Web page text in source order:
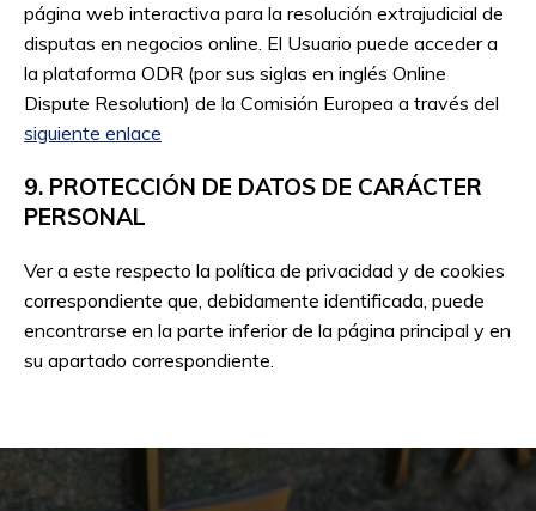
página web interactiva para la resolución extrajudicial de
disputas en negocios online. El Usuario puede acceder a
la plataforma ODR (por sus siglas en inglés Online
Dispute Resolution) de la Comisión Europea a través del
siguiente enlace
9. PROTECCIÓN DE DATOS DE CARÁCTER
PERSONAL
Ver a este respecto la política de privacidad y de cookies
correspondiente que, debidamente identificada, puede
encontrarse en la parte inferior de la página principal y en
su apartado correspondiente.